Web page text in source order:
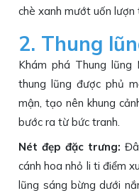
chè xanh mướt uốn lượn
2. Thung
Khám phá Thung
thung lũng được phủ
mận, tạo nên khung
bước ra từ bức tranh.
Nét đẹp đặc trưng:
cánh hoa nhỏ li ti điểm
lũng sáng bừng dưới